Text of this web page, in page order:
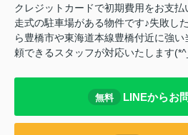
クレジットカードで初期費用をお支払
走式の駐車場がある物件です♪失敗し
ら豊橋市や東海道本線豊橋付近に強
頼できるスタッフが対応いたします
無料 LINEからお